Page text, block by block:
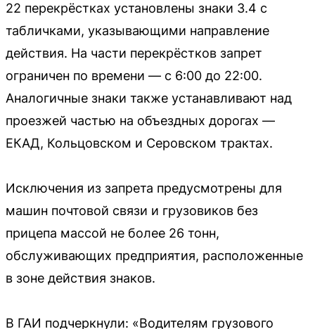
22 перекрёстках установлены знаки 3.4 с
табличками, указывающими направление
действия. На части перекрёстков запрет
ограничен по времени — с 6:00 до 22:00.
Аналогичные знаки также устанавливают над
проезжей частью на объездных дорогах —
ЕКАД, Кольцовском и Серовском трактах.
Исключения из запрета предусмотрены для
машин почтовой связи и грузовиков без
прицепа массой не более 26 тонн,
обслуживающих предприятия, расположенные
в зоне действия знаков.
В ГАИ подчеркнули: «Водителям грузового